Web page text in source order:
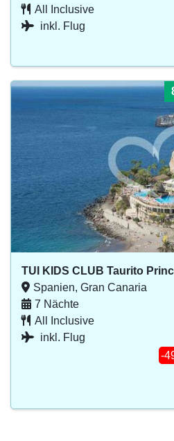
All Inclusive
inkl. Flug
TUI KIDS CLUB Taurito
Spanien, Gran Canaria
7 Nächte
All Inclusive
inkl. Flug
-